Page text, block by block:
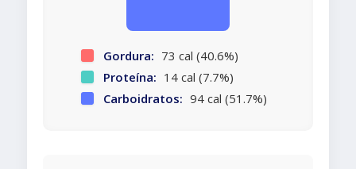
Gordura: 73 cal (40.6%)
Proteína: 14 cal (7.7%)
Carboidratos: 94 cal (51.7%)